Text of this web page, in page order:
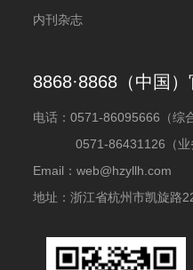
内刊杂志
8868·8868（中国）
电话：0571-86095666（综
0571-86431126（业
Email：web@hzyllh.com
地址：浙江省杭州市凯旋路